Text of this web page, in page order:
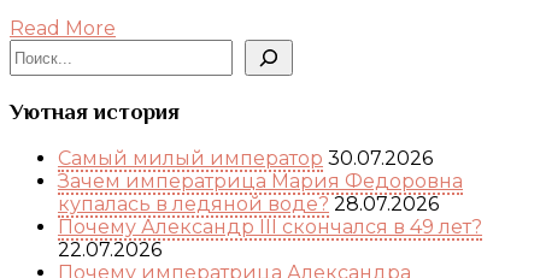
Read More
Поиск
Уютная история
Самый милый император 30.07.2026
Зачем императрица Мария Федоровна
купалась в ледяной воде? 28.07.2026
Почему Александр III скончался в 49 лет?
22.07.2026
Почему императрица Александра